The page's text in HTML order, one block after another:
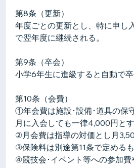
第8条（更新）
年度ごとの更新とし、特に申し
で翌年度に継続される。
第9条（卒会）
小学6年生に進級すると自動で
第10条（会費）
①年会費は施設･設備･道具の保
月に入会しても一律4,000円と
②月会費は指導の対価とし月
③保険料は別途第11条で定める
④競技会･イベント等への参加